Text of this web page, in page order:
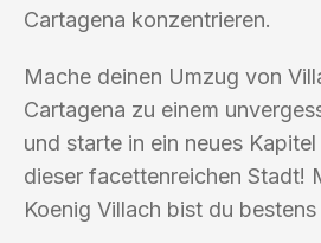
Cartagena konzentrieren.
Mache deinen Umzug von
Cartagena zu einem
und starte in ein neues
dieser facettenreichen Stadt!
Koenig Villach bist du